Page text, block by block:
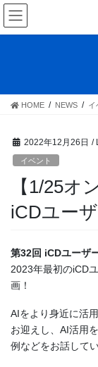
Skip
the
Skip
the
HOME NEWS イ
2022年12月26日 /
イベント
【1/25オ
iCDユー
第32回 iCDユーザ
2023年最初のiCD
画！
AIをより身近に活
お迎えし、AI活用
例などをお話して